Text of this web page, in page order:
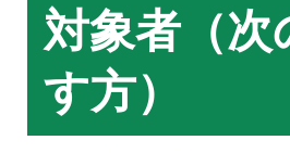
対象者（
す方）